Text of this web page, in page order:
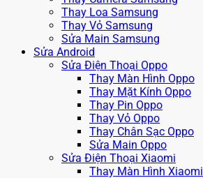
Thay Loa Samsung
Thay Vỏ Samsung
Sửa Main Samsung
Sửa Android
Sửa Điện Thoại Oppo
Thay Màn Hình Oppo
Thay Mặt Kính Oppo
Thay Pin Oppo
Thay Vỏ Oppo
Thay Chân Sạc Oppo
Sửa Main Oppo
Sửa Điện Thoại Xiaomi
Thay Màn Hình Xiaomi